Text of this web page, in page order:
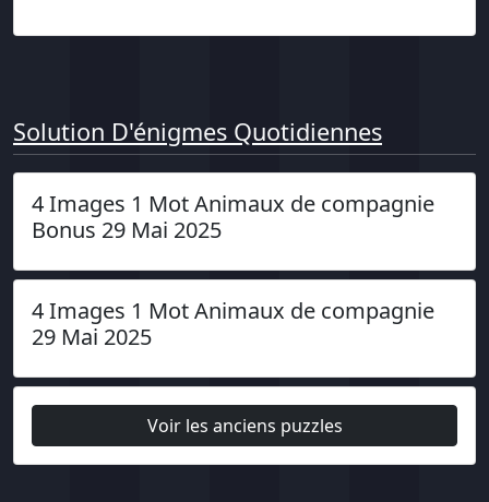
Solution D'énigmes Quotidiennes
4 Images 1 Mot Animaux de compagnie
Bonus 29 Mai 2025
4 Images 1 Mot Animaux de compagnie
29 Mai 2025
Voir les anciens puzzles